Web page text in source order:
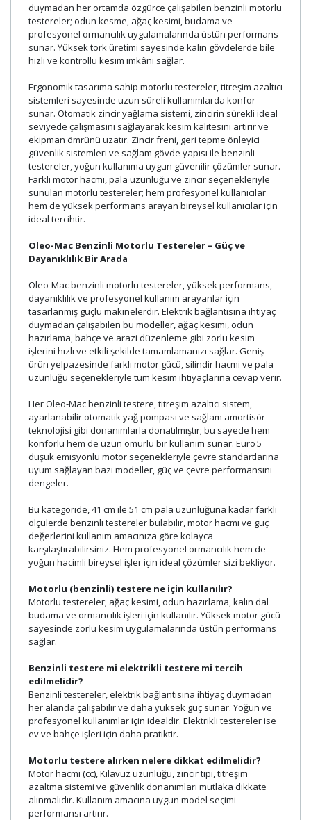
duymadan her ortamda özgürce çalışabilen benzinli motorlu
testereler; odun kesme, ağaç kesimi, budama ve
profesyonel ormancılık uygulamalarında üstün performans
sunar. Yüksek tork üretimi sayesinde kalın gövdelerde bile
hızlı ve kontrollü kesim imkânı sağlar.
Ergonomik tasarıma sahip motorlu testereler, titreşim azaltıcı
sistemleri sayesinde uzun süreli kullanımlarda konfor
sunar. Otomatik zincir yağlama sistemi, zincirin sürekli ideal
seviyede çalışmasını sağlayarak kesim kalitesini artırır ve
ekipman ömrünü uzatır. Zincir freni, geri tepme önleyici
güvenlik sistemleri ve sağlam gövde yapısı ile benzinli
testereler, yoğun kullanıma uygun güvenilir çözümler sunar.
Farklı motor hacmi, pala uzunluğu ve zincir seçenekleriyle
sunulan motorlu testereler; hem profesyonel kullanıcılar
hem de yüksek performans arayan bireysel kullanıcılar için
ideal tercihtir.
Oleo-Mac Benzinli Motorlu Testereler – Güç ve
Dayanıklılık Bir Arada
Oleo-Mac benzinli motorlu testereler, yüksek performans,
dayanıklılık ve profesyonel kullanım arayanlar için
tasarlanmış güçlü makinelerdir. Elektrik bağlantısına ihtiyaç
duymadan çalışabilen bu modeller, ağaç kesimi, odun
hazırlama, bahçe ve arazi düzenleme gibi zorlu kesim
işlerini hızlı ve etkili şekilde tamamlamanızı sağlar. Geniş
ürün yelpazesinde farklı motor gücü, silindir hacmi ve pala
uzunluğu seçenekleriyle tüm kesim ihtiyaçlarına cevap verir.
Her Oleo-Mac benzinli testere, titreşim azaltıcı sistem,
ayarlanabilir otomatik yağ pompası ve sağlam amortisör
teknolojisi gibi donanımlarla donatılmıştır; bu sayede hem
konforlu hem de uzun ömürlü bir kullanım sunar. Euro 5
düşük emisyonlu motor seçenekleriyle çevre standartlarına
uyum sağlayan bazı modeller, güç ve çevre performansını
dengeler.
Bu kategoride, 41 cm ile 51 cm pala uzunluğuna kadar farklı
ölçülerde benzinli testereler bulabilir, motor hacmi ve güç
değerlerini kullanım amacınıza göre kolayca
karşılaştırabilirsiniz. Hem profesyonel ormancılık hem de
yoğun hacimli bireysel işler için ideal çözümler sizi bekliyor.
Motorlu (benzinli) testere ne için kullanılır?
Motorlu testereler; ağaç kesimi, odun hazırlama, kalın dal
budama ve ormancılık işleri için kullanılır. Yüksek motor gücü
sayesinde zorlu kesim uygulamalarında üstün performans
sağlar.
Benzinli testere mi elektrikli testere mi tercih
edilmelidir?
Benzinli testereler, elektrik bağlantısına ihtiyaç duymadan
her alanda çalışabilir ve daha yüksek güç sunar. Yoğun ve
profesyonel kullanımlar için idealdir. Elektrikli testereler ise
ev ve bahçe işleri için daha pratiktir.
Motorlu testere alırken nelere dikkat edilmelidir?
Motor hacmi (cc), Kılavuz uzunluğu, zincir tipi, titreşim
azaltma sistemi ve güvenlik donanımları mutlaka dikkate
alınmalıdır. Kullanım amacına uygun model seçimi
performansı artırır.